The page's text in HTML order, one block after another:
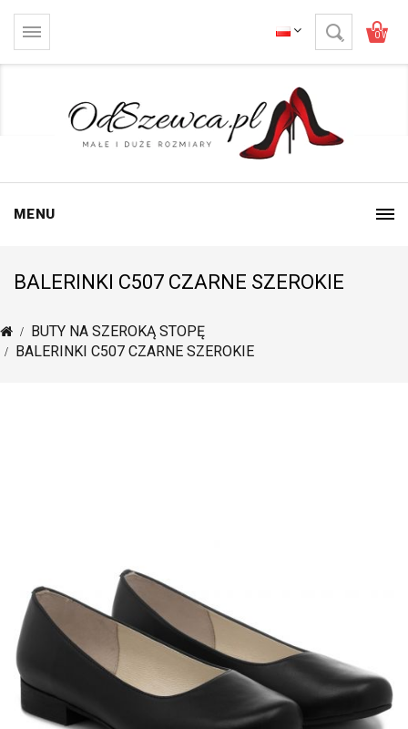
0
MENU
BALERINKI C507 CZARNE SZEROKIE
BUTY NA SZEROKĄ STOPĘ
BALERINKI C507 CZARNE SZEROKIE